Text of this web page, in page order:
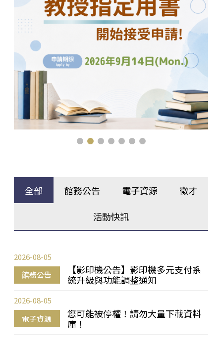
全部 館務公告 電子資源 徵才
活動快訊
館務公告
【影印機公告】影印機多元支付系
統升級與功能調整通知
2026-08-05
電子資源
您可能被停權！請勿大量下載資料
庫！
2026-08-05